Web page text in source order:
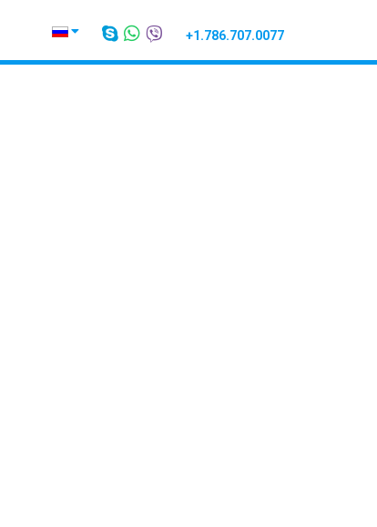
+1.786.707.0077